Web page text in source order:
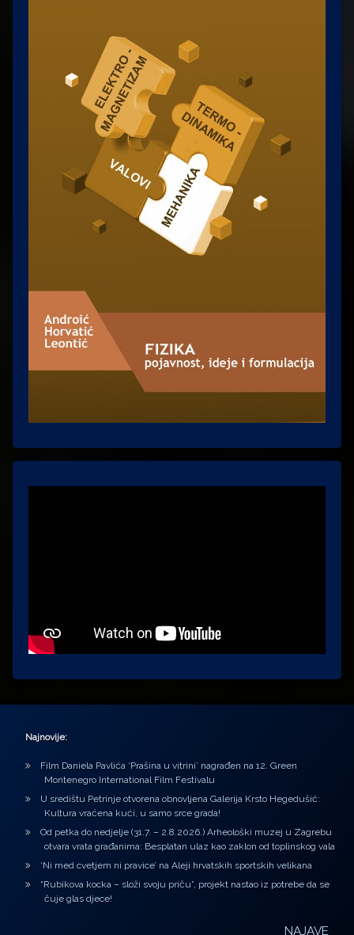
Najnovije:
Film Daniela Pavlića ‘Prašina u vitrini’ nagrađen na 12. Green
Montenegro International Film Festivalu
U središtu Petrinje otvorena obnovljena Galerija Krsto Hegedušić:
Kultura vraćena kući, u samo srce grada!
Od petka do nedjelje (31.7. – 2.8.2026.) Arheološki muzej u Zagrebu
otvara vrata građanima: Besplatan ulaz kao zaklon od toplinskog vala
‘Ni med cvetjem ni pravice’ na Aleji hrvatskih sportskih velikana
“Rubikova kocka – složi svoju priču”, projekt nastao iz potrebe da se
čuje glas djece!
NAJAVE